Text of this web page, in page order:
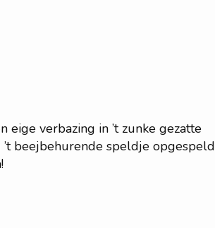
verbazing in ’t zunke gezatte
beejbehurende speldje opgespeld